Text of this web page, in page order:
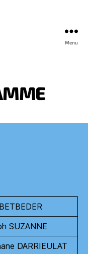
Menu
SUZANNE
DARRIEULAT